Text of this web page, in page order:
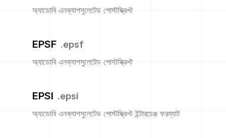
অ্যাডোবি এনক্যাপসুলেটেড পোস্টস্ক্রিপ্ট
EPSF .epsf
অ্যাডোবি এনক্যাপসুলেটেড পোস্টস্ক্রিপ্ট
EPSI .epsi
অ্যাডোবি এনক্যাপসুলেটেড পোস্টস্ক্রিপ্ট ইন্টারচেঞ্জ ফরম্যাট